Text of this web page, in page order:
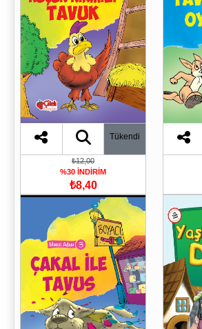
Tükendi
₺12,00
%30 İNDİRİM
₺8,40